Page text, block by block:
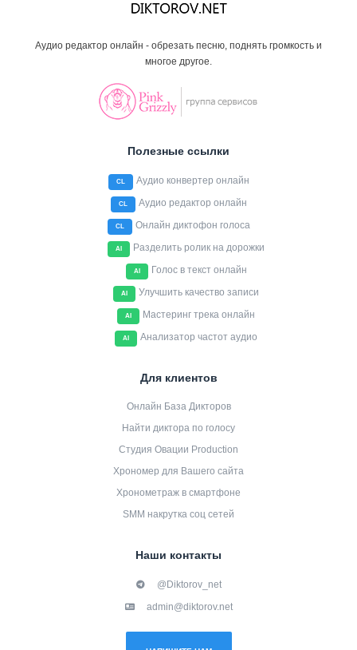
Аудио редактор онлайн - обрезать песню, поднять громкость и
многое другое.
Полезные ссылки
CL Аудио конвертер онлайн
CL Аудио редактор онлайн
CL Онлайн диктофон голоса
AI Разделить ролик на дорожки
AI Голос в текст онлайн
AI Улучшить качество записи
AI Мастеринг трека онлайн
AI Анализатор частот аудио
Для клиентов
Онлайн База Дикторов
Найти диктора по голосу
Студия Овации Production
Хрономер для Вашего сайта
Хронометраж в смартфоне
SMM накрутка соц сетей
Наши контакты
@Diktorov_net
admin@diktorov.net